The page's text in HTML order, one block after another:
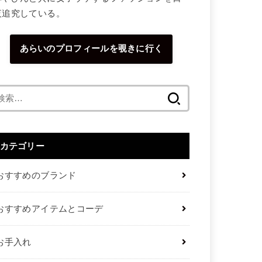
究している。
あらいのプロフィールを覗きに行く
索:
カテゴリー
すすめのブランド
すすめアイテムとコーデ
手入れ